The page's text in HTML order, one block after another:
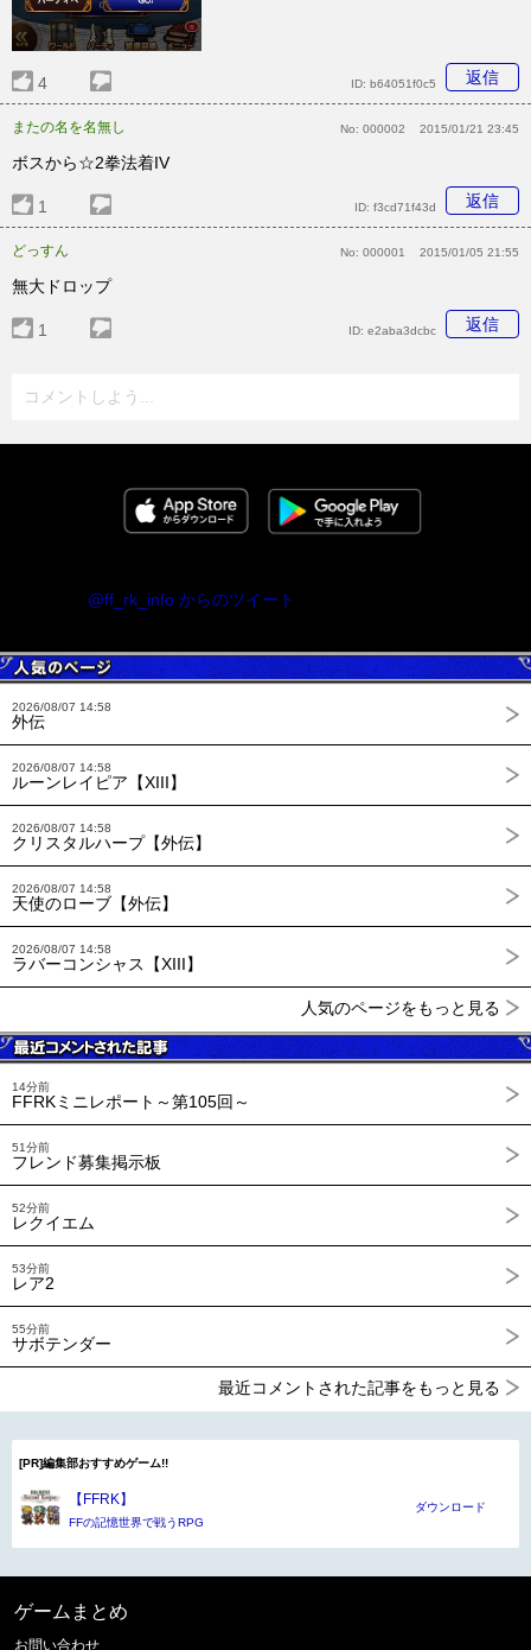
4 返信
ID: b64051f0c5
またの名を名無し No: 000002 2015/01/21 23:45
ボスから☆2拳法着IV
1 返信
ID: f3cd71f43d
どっすん No: 000001 2015/01/05 21:55
無大ドロップ
1 返信
ID: e2aba3dcbc
コメントしよう...
@ff_rk_info からのツイート
2026/08/07 14:58
外伝
2026/08/07 14:58
ルーンレイピア【XIII】
2026/08/07 14:58
クリスタルハープ【外伝】
2026/08/07 14:58
天使のローブ【外伝】
2026/08/07 14:58
ラバーコンシャス【XIII】
人気のページをもっと見る
14分前
FFRKミニレポート～第105回～
51分前
フレンド募集掲示板
52分前
レクイエム
53分前
レア2
55分前
サボテンダー
最近コメントされた記事をもっと見る
[PR]編集部おすすめゲーム!!
【FFRK】
FFの記憶世界で戦うRPG
ダウンロード
ゲームまとめ
お問い合わせ